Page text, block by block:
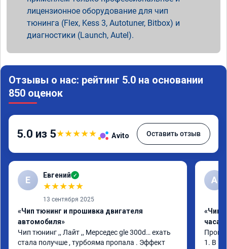
лицензионное оборудование для чип
тюнинга (Flex, Kess 3, Autotuner, Bitbox) и
диагностики (Launch, Autel).
Отзывы о нас: рейтинг 5.0 на основании
850 оценок
5.0 из 5★★★★★ Avito Оставить отзыв
Е Евгений ✓
★★★★★
13 сентября 2025
«Чип тюнинг и прошивка двигателя
автомобиля»
Чип тюнинг ,, Лайт ,, Мерседес gle 300d… ехать
стала получше , турбояма пропала . Эффект
А
«Чип
часа»
1. В